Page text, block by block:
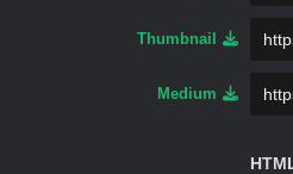
Thumbnail
Medium